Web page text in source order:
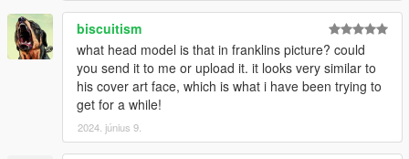
biscuitism
what head model is that in franklins picture? could
you send it to me or upload it. it looks very similar to
his cover art face, which is what i have been trying to
get for a while!
2024. június 9.